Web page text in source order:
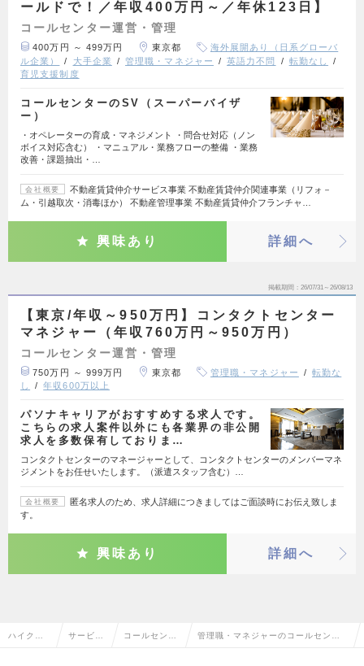
ールドで！／年収400万円～／年休123日】
コールセンター運営・管理
400万円 ～ 499万円 東京都
海外展開あり（日系グローバ
ル企業）
大手企業 管理職・マネジャー 英語力不問
転勤なし
育児支援制度
コールセンターのSV（スーパーバイザ
ー）
・オペレーターの育成・マネジメント ・問合せ対応（ノン
ボイス対応含む） ・マニュアル・業務フローの整備 ・業務
改善・課題抽出・…
会社概要
不動産賃貸仲介サービス事業 不動産賃貸仲介関連事業（リフォ－
ム・引越取次・消毒ほか） 不動産管理事業 不動産賃貸仲介フランチャ…
興味あり 詳細へ
掲載期間 26/07/31～26/08/13
【東京/年収～950万円】コンタクトセンター
マネジャー（年収760万円～950万円）
コールセンター運営・管理
750万円 ～ 999万円 東京都 管理職・マネジャー
転勤な
し
年収600万以上
パソナキャリアがおすすめする求人です。
こちらの求人案件以外にも各業界の非公開
求人を多数保有しておりま…
コンタクトセンターのマネージャーとして、コンタクトセンターのメンバーマネ
ジメントをお任せいたします。（派遣スタッフ含む）…
会社概要
匿名求人のため、求人詳細につきましてはご面談時にお伝え致しま
す。
興味あり 詳細へ
ハイクラ サービ コールセンタ 管理職・マネジャーのコールセンタ